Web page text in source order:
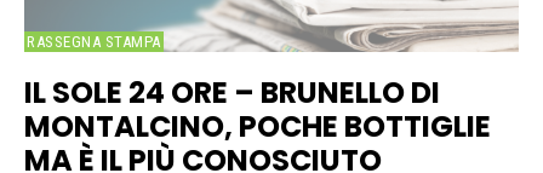
RASSEGNA STAMPA
IL SOLE 24 ORE – BRUNELLO DI
MONTALCINO, POCHE BOTTIGLIE
MA È IL PIÙ CONOSCIUTO